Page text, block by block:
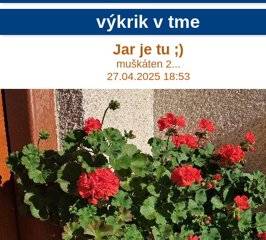
výkrik v tme
Jar je tu ;)
muškáten 2...
27.04.2025 18:53